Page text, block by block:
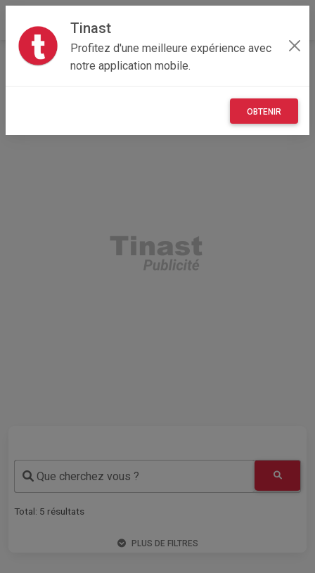
Tinast
Profitez d'une meilleure expérience avec
notre application mobile.
OBTENIR
Accueil Recherche
Auvergne-Rhône-Alpes
Que cherchez vous ?
Total: 5 résultats
PLUS DE FILTRES